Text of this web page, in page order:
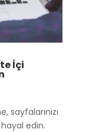
İçi
edin.